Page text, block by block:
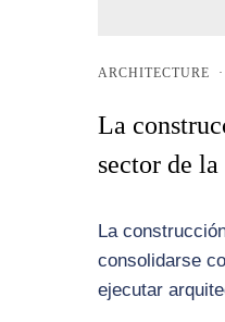
ARCHITECTURE ·
La
sector de
La
consolidarse
ejecutar